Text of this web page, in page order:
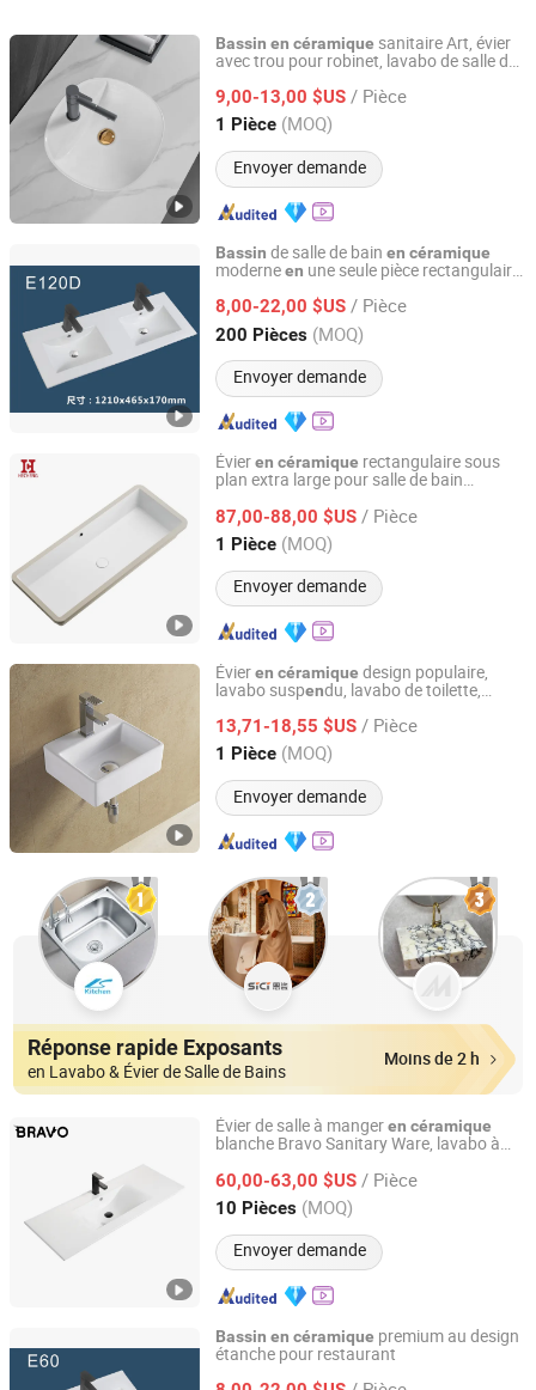
Bassin en céramique sanitaire Art, évier
avec trou pour robinet, lavabo de salle de
9,00-13,00 $US / Pièce
1 Pièce (MOQ)
Envoyer demande
Guangdong Siyeano Sanitary Technology Co., Ltd.
Guangdong, China Depuis 2024
Bassin de salle de bain en céramique
moderneen une seule pièce rectangulaire
8,00-22,00 $US / Pièce
200 Pièces (MOQ)
Envoyer demande
Chaozhou Hengya Sanitary Ware Co., Ltd.
Guangdong, China Depuis 2026
Évieren céramique rectangulaire sous
plan extra large pour salle de bain
87,00-88,00 $US / Pièce
1 Pièce (MOQ)
Envoyer demande
Guangdong Hecheng Ceramic Equipment Technology Co.,
Guangdong, China
Évieren céramique design populaire,
lavabo suspendu, lavabo de toilette,
13,71-18,55 $US / Pièce
1 Pièce (MOQ)
Envoyer demande
FOSHAN L'OASIS SANITARY WARE CO.,LTD
Guangdong, China Depuis 2016
Réponse rapide Exposants
en Lavabo & Évier de Salle de Bains
Moins de 2 h
Évier de salle à mangeren céramique
blanche Bravo Sanitary Ware, lavabo à
60,00-63,00 $US / Pièce
10 Pièces (MOQ)
Envoyer demande
Chaozhou Shunjia Ceramic Co., Ltd.
Guangdong, China Depuis 2024
Bassin en céramique premium au design
étanche pour restaurant
Chaozhou Hengya Sanitary Ware Co., Ltd.